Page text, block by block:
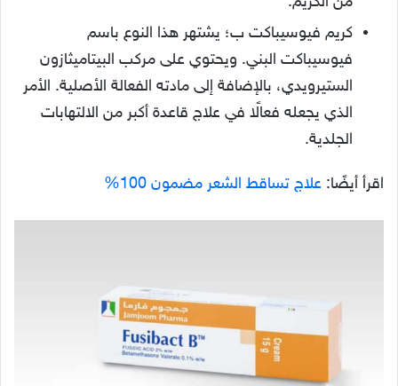
كريم فيوسيباكت ب؛ يشتهر هذا النوع باسم
فيوسيباكت البني. ويحتوي على مركب البيتاميثازون
الستيرويدي، بالإضافة إلى مادته الفعالة الأصلية. الأمر
الذي يجعله فعالًا في علاج قاعدة أكبر من الالتهابات
الجلدية.
اقرأ أيضًا: علاج تساقط الشعر مضمون 100%